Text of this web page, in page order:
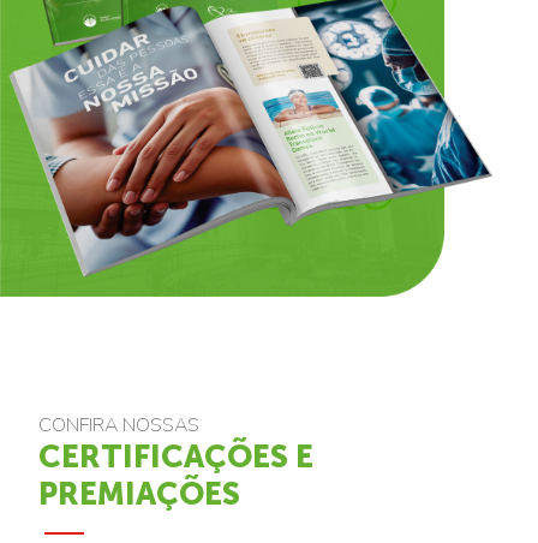
CONFIRA NOSSAS
CERTIFICAÇÕES E
PREMIAÇÕES